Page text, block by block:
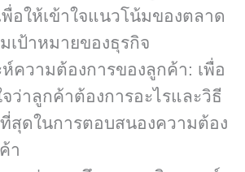
อให้เข้าใจแนวโน้มของตลาด
เป้าหมายของธุรกิจ
ห์ความต้องการของลูกค้า: เพื่อ
จว่าลูกค้าต้องการอะไรและวิธี
สุดในการตอบสนองความต้อง
า